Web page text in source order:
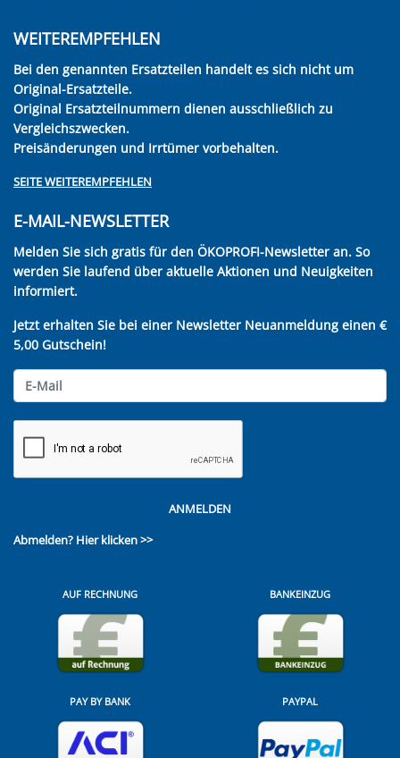
WEITEREMPFEHLEN
Bei den genannten Ersatzteilen handelt es sich nicht um
Original-Ersatzteile.
Original Ersatzteilnummern dienen ausschließlich zu
Vergleichszwecken.
Preisänderungen und Irrtümer vorbehalten.
SEITE WEITEREMPFEHLEN
E-MAIL-NEWSLETTER
Melden Sie sich gratis für den ÖKOPROFI-Newsletter an. So
werden Sie laufend über aktuelle Aktionen und Neuigkeiten
informiert.
Jetzt erhalten Sie bei einer Newsletter Neuanmeldung einen €
5,00 Gutschein!
ANMELDEN
Abmelden? Hier klicken >>
AUF RECHNUNG BANKEINZUG
PAY BY BANK PAYPAL